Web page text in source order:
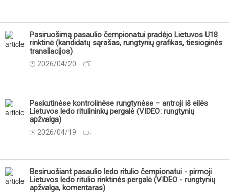
Pasiruošimą pasaulio čempionatui pradėjo Lietuvos U18
rinktinė (kandidatų sąrašas, rungtynių grafikas, tiesioginės
transliacijos)
2026/04/20
Paskutinėse kontrolinėse rungtynėse – antroji iš eilės
Lietuvos ledo ritulininkų pergalė (VIDEO: rungtynių
apžvalga)
2026/04/19
Besiruošiant pasaulio ledo ritulio čempionatui - pirmoji
Lietuvos ledo ritulio rinktinės pergalė (VIDEO - rungtynių
apžvalga, komentaras)